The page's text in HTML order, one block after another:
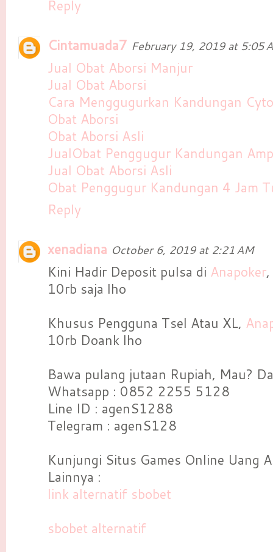
Reply
Cintamuada7 February 19, 2019 at 5:05
Jual Obat Aborsi Manjur
Jual Obat Aborsi
Cara Menggugurkan Kandungan
Obat Aborsi
Obat Aborsi Asli
JualObat Penggugur Kandungan
Jual Obat Aborsi Asli
Obat Penggugur Kandungan 4 Jam
Reply
xenadiana October 6, 2019 at 2:21 AM
Kini Hadir Deposit pulsa di Anapoker
10rb saja lho
Khusus Pengguna Tsel Atau XL,
10rb Doank lho
Bawa pulang jutaan Rupiah, Mau?
Whatsapp : 0852 2255 5128
Line ID : agenS1288
Telegram : agenS128
Kunjungi Situs Games Online Uang
Lainnya :
link alternatif sbobet
sbobet alternatif